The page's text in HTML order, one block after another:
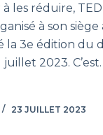
les réduire,
à son siège
la 3e édition du
juillet 2023.
23 JUILLET 2023